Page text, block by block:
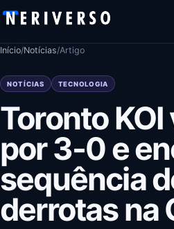
Pular para o conteúdo
Início/Notícias/Artigo
NOTÍCIAS TECNOLOGIA
Toronto
por 3-0 e
sequência
derrotas na